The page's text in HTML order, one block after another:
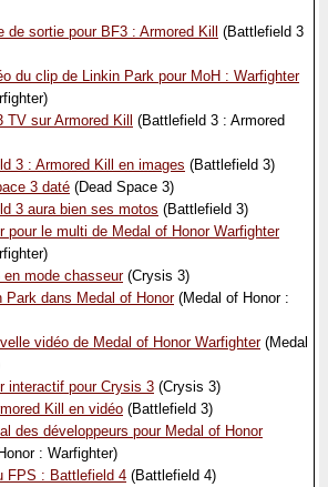
de sortie pour BF3 : Armored Kill
(Battlefield 3
du clip de Linkin Park pour MoH : Warfighter
TV sur Armored Kill
(Battlefield 3 : Armored
3 : Armored Kill en images (Battlefield 3)
3 daté (Dead Space 3)
3 aura bien ses motos (Battlefield 3)
pour le multi de Medal of Honor Warfighter
mode chasseur(Crysis 3)
Park dans Medal of Honor(Medal of Honor :
vidéo de Medal of Honor Warfighter(Medal
interactif pour Crysis 3 (Crysis 3)
Kill en vidéo (Battlefield 3)
des développeurs pour Medal of Honor
: Warfighter)
FPS : Battlefield 4 (Battlefield 4)